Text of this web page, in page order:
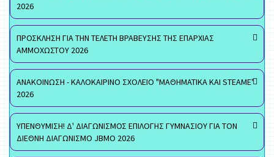
2026
ΠΡΟΣΚΛΗΣΗ ΓΙΑ ΤΗΝ ΤΕΛΕΤΗ ΒΡΑΒΕΥΣΗΣ ΤΗΣ ΕΠΑΡΧΙΑΣ
ΑΜΜΟΧΩΣΤΟΥ 2026
ΑΝΑΚΟΙΝΩΣΗ - ΚΑΛΟΚΑΙΡΙΝΟ ΣΧΟΛΕΙΟ "ΜΑΘΗΜΑΤΙΚΑ ΚΑΙ STEAME"
2026
ΥΠΕΝΘΥΜΙΣΗ! Δ' ΔΙΑΓΩΝΙΣΜΟΣ ΕΠΙΛΟΓΗΣ ΓΥΜΝΑΣΙΟΥ ΓΙΑ ΤΟΝ
ΔΙΕΘΝΗ ΔΙΑΓΩΝΙΣΜΟ JBMO 2026